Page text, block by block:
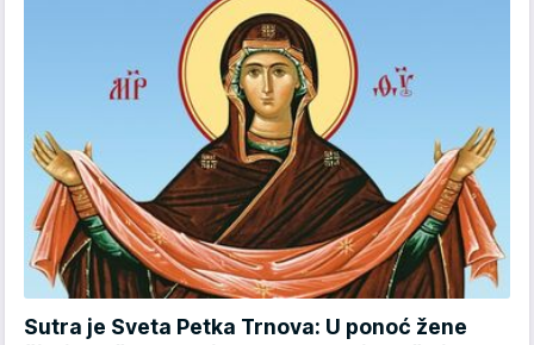
Sutra je Sveta Petka Trnova: U ponoć žene